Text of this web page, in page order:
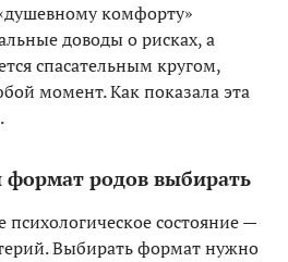
комфорту»
доводы о рисках, а
спасательным кругом,
момент. Как показала эта
формат родов выбирать
состояние —
Выбирать формат нужно